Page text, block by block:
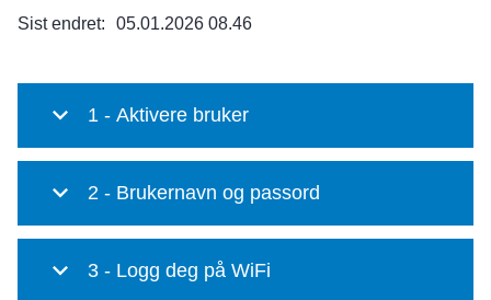
Sist endret 05.01.2026 08.46
1 - Aktivere bruker
2 - Brukernavn og passord
3 - Logg deg på WiFi